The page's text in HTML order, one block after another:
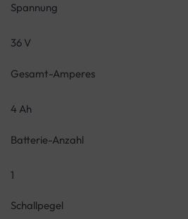
Spannung
36 V
Gesamt-Amperes
4 Ah
Batterie-Anzahl
1
Schallpegel